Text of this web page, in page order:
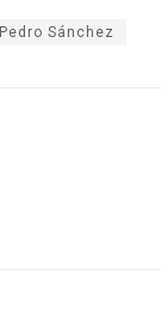
Pedro Sánchez